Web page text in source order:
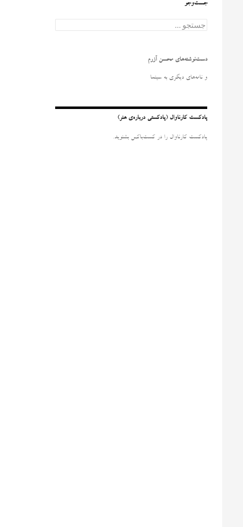
جست‌وجو
ج
س
و
ر
دست‌نوشته‌های محسن آزرم
و نامه‌‌های دیگری به سینما
پادکست کارناوال (پادکستی درباره‌ی هنر)
پادکست کارناوال را در کست‌باکس بشنوید.